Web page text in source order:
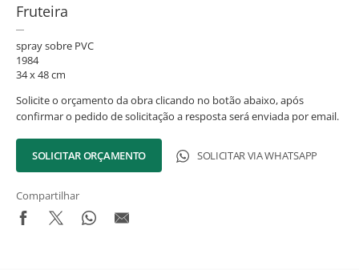
Fruteira
spray sobre PVC
1984
34 x 48 cm
Solicite o orçamento da obra clicando no botão abaixo, após
confirmar o pedido de solicitação a resposta será enviada por email.
SOLICITAR ORÇAMENTO SOLICITAR VIA WHATSAPP
Compartilhar